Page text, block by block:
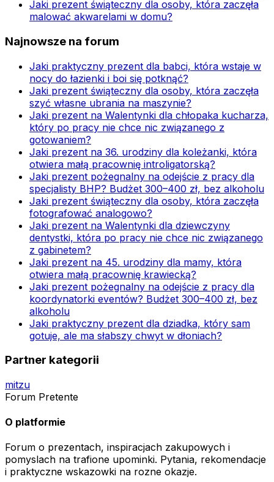
Jaki prezent świąteczny dla osoby, która zaczęła
malować akwarelami w domu?
Najnowsze na forum
Jaki praktyczny prezent dla babci, która wstaje w
nocy do łazienki i boi się potknąć?
Jaki prezent świąteczny dla osoby, która zaczęła
szyć własne ubrania na maszynie?
Jaki prezent na Walentynki dla chłopaka kucharza,
który po pracy nie chce nic związanego z
gotowaniem?
Jaki prezent na 36. urodziny dla koleżanki, która
otwiera małą pracownię introligatorską?
Jaki prezent pożegnalny na odejście z pracy dla
specjalisty BHP? Budżet 300–400 zł, bez alkoholu
Jaki prezent świąteczny dla osoby, która zaczęła
fotografować analogowo?
Jaki prezent na Walentynki dla dziewczyny
dentystki, która po pracy nie chce nic związanego
z gabinetem?
Jaki prezent na 45. urodziny dla mamy, która
otwiera małą pracownię krawiecką?
Jaki prezent pożegnalny na odejście z pracy dla
koordynatorki eventów? Budżet 300–400 zł, bez
alkoholu
Jaki praktyczny prezent dla dziadka, który sam
gotuje, ale ma słabszy chwyt w dłoniach?
Partner kategorii
mitzu
Forum Pretente
O platformie
Forum o prezentach, inspiracjach zakupowych i
pomyslach na trafione upominki. Pytania, rekomendacje
i praktyczne wskazowki na rozne okazje.